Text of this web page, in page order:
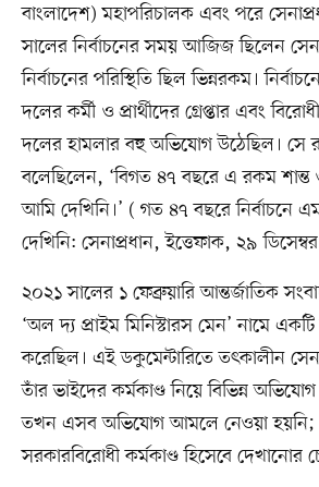
বাংলাদেশ) মহাপরিচালক এবং পরে
সালের নির্বাচনের সময় আজিজ ছিলেন
নির্বাচনের পরিস্থিতি ছিল ভিন্নরকম।
দলের কর্মী ও প্রার্থীদের গ্রেপ্তার এবং
দলের হামলার বহু অভিযোগ উঠেছিল। সে
বলেছিলেন, ‘বিগত ৪৭ বছরে এ রকম শান্ত ও
আমি দেখিনি।’ ( গত ৪৭ বছরে নির্বাচনে
দেখিনি: সেনাপ্রধান, ইত্তেফাক, ২৯
২০২১ সালের ১ ফেব্রুয়ারি আন্তর্জাতিক
‘অল দ্য প্রাইম মিনিস্টারস মেন’ নামে একটি
করেছিল। এই ডকুমেন্টারিতে তৎকালীন
তাঁর ভাইদের কর্মকাণ্ড নিয়ে বিভিন্ন
তখন এসব অভিযোগ আমলে নেওয়া হয়নি;
সরকারবিরোধী কর্মকাণ্ড হিসেবে দেখানোর